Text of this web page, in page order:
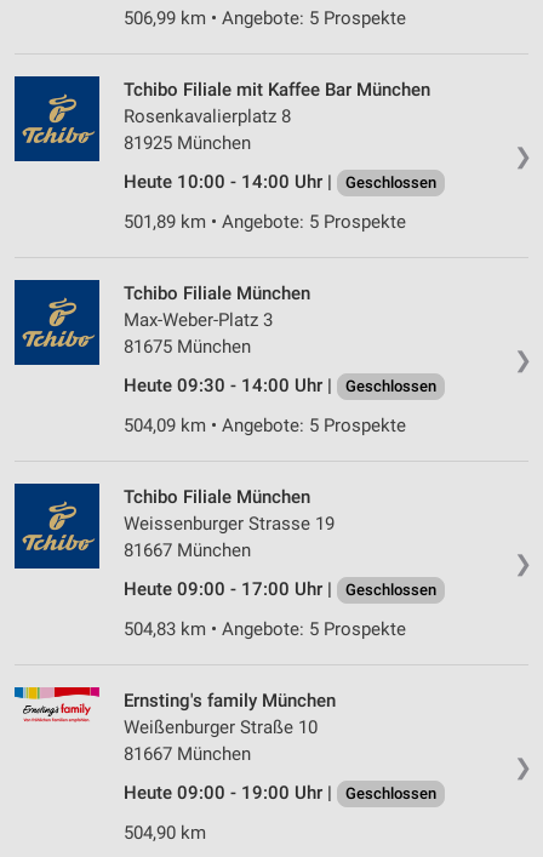
506,99 km • Angebote: 5 Prospekte
❯
Tchibo Filiale mit Kaffee Bar München
Rosenkavalierplatz 8
81925 München
Heute 10:00 - 14:00 Uhr |
Geschlossen
501,89 km • Angebote: 5 Prospekte
❯
Tchibo Filiale München
Max-Weber-Platz 3
81675 München
Heute 09:30 - 14:00 Uhr |
Geschlossen
504,09 km • Angebote: 5 Prospekte
❯
Tchibo Filiale München
Weissenburger Strasse 19
81667 München
Heute 09:00 - 17:00 Uhr |
Geschlossen
504,83 km • Angebote: 5 Prospekte
❯
Ernsting's family München
Weißenburger Straße 10
81667 München
Heute 09:00 - 19:00 Uhr |
Geschlossen
504,90 km